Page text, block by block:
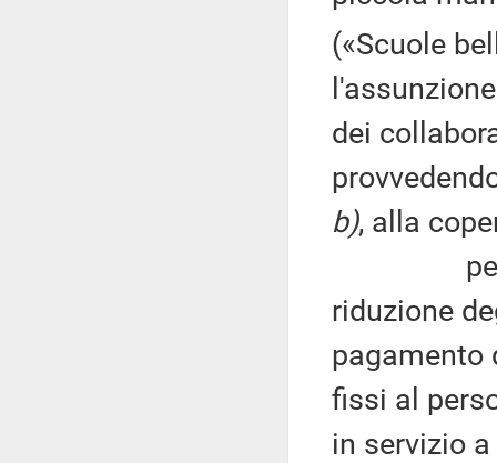
(«Scuole
dei
b), alla
per
riduzione
pagamento
fissi al
in servizio